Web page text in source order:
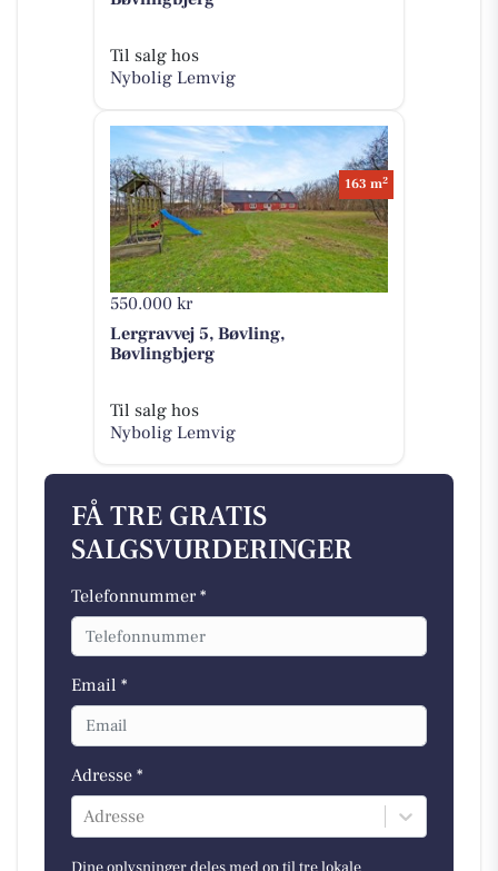
Til salg hos
Nybolig Lemvig
550.000 kr
163 m2
Lergravvej 5, Bøvling,
Bøvlingbjerg
Til salg hos
Nybolig Lemvig
FÅ TRE GRATIS
SALGSVURDERINGER
Telefonnummer *
Email *
Adresse *
Adresse